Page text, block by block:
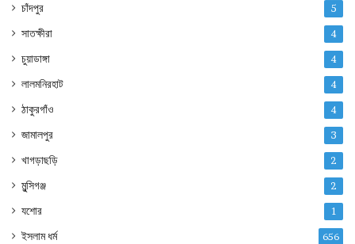
চাঁদপুর 5
সাতক্ষীরা 4
চুয়াডাঙ্গা 4
লালমনিরহাট 4
ঠাকুরগাঁও 4
জামালপুর 3
খাগড়াছড়ি 2
মুন্সিগঞ্জ 2
যশোর 1
ইসলাম ধর্ম 656